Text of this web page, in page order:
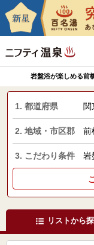
岩盤浴が楽しめる前
1. 都道府県 関
2. 地域・市区郡 前
3. こだわり条件 岩
リストから